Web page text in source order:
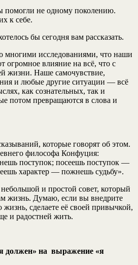
помогли не одному поколению.
к себе.
бы сегодня вам рассказать.
многими исследованиями, что наши
огромное влияние на всё, что с
жизни. Наше самочувствие,
и любые другие ситуации — всё
как сознательных, так и
потом превращаются в слова и
которые говорят об этом.
философа Конфуция:
поступок; посеешь поступок —
характер — пожнешь судьбу».
и простой совет, который
жизнь. Думаю, если вы внедрите
сделаете её своей привычкой,
и радостней жить.
должен» на выражение «я